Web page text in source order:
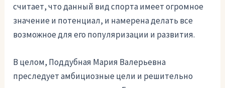
считает, что данный вид спорта имеет огромное
значение и потенциал, и намерена делать все
возможное для его популяризации и развития.
В целом, Поддубная Мария Валерьевна
преследует амбициозные цели и решительно